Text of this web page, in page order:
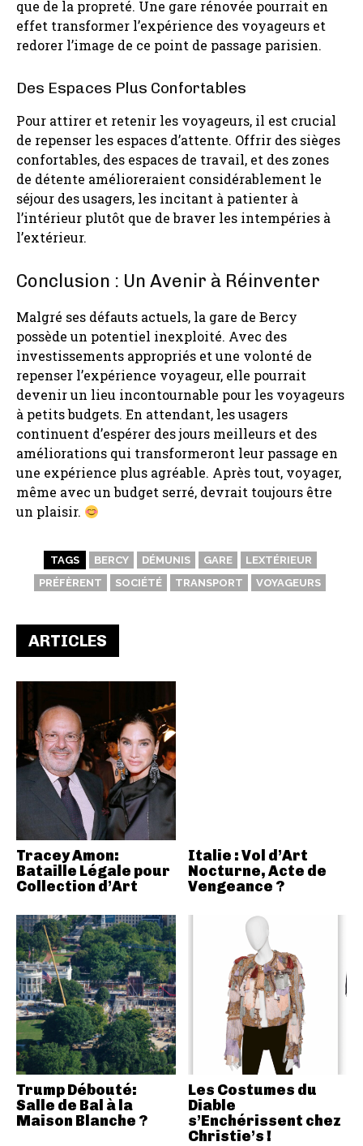
que de la propreté. Une gare rénovée pourrait en
effet transformer l’expérience des voyageurs et
redorer l’image de ce point de passage parisien.
Des Espaces Plus Confortables
Pour attirer et retenir les voyageurs, il est crucial
de repenser les espaces d’attente. Offrir des sièges
confortables, des espaces de travail, et des zones
de détente amélioreraient considérablement le
séjour des usagers, les incitant à patienter à
l’intérieur plutôt que de braver les intempéries à
l’extérieur.
Conclusion : Un Avenir à Réinventer
Malgré ses défauts actuels, la gare de Bercy
possède un potentiel inexploité. Avec des
investissements appropriés et une volonté de
repenser l’expérience voyageur, elle pourrait
devenir un lieu incontournable pour les voyageurs
à petits budgets. En attendant, les usagers
continuent d’espérer des jours meilleurs et des
améliorations qui transformeront leur passage en
une expérience plus agréable. Après tout, voyager,
même avec un budget serré, devrait toujours être
un plaisir.
TAGS BERCY DÉMUNIS GARE
LEXTÉRIEUR
PRÉFÈRENT
SOCIÉTÉ TRANSPORT VOYAGEURS
ARTICLES
Tracey Amon:
Bataille Légale pour
Collection d’Art
Italie : Vol d’Art
Nocturne, Acte de
Vengeance ?
Trump Débouté:
Salle de Bal à la
Maison Blanche ?
Les Costumes du
Diable
s’Enchérissent chez
Christie’s !